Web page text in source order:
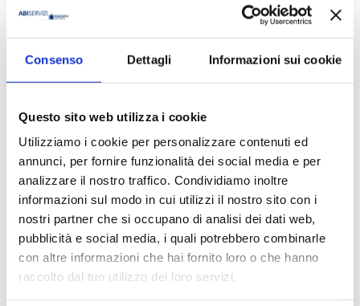
Consenso Dettagli Informazioni sui cookie
Questo sito web utilizza i cookie
Utilizziamo i cookie per personalizzare contenuti ed
annunci, per fornire funzionalità dei social media e per
analizzare il nostro traffico. Condividiamo inoltre
informazioni sul modo in cui utilizzi il nostro sito con i
nostri partner che si occupano di analisi dei dati web,
pubblicità e social media, i quali potrebbero combinarle
con altre informazioni che hai fornito loro o che hanno
raccolto dal tuo utilizzo dei loro servizi.
MK N. 1/2024